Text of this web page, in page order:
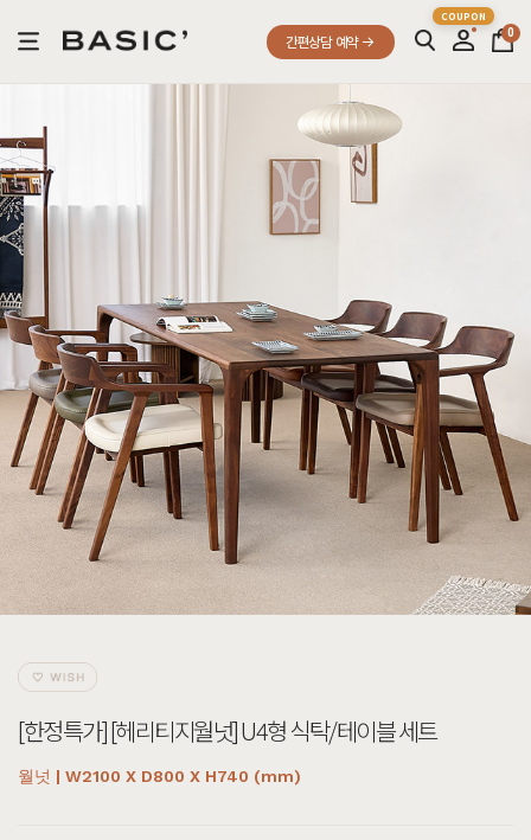
간편상담 예약
0
[한정특가] [헤리티지월넛] U4형 식탁/테이블 세트
월넛 | W2100 X D800 X H740 (mm)